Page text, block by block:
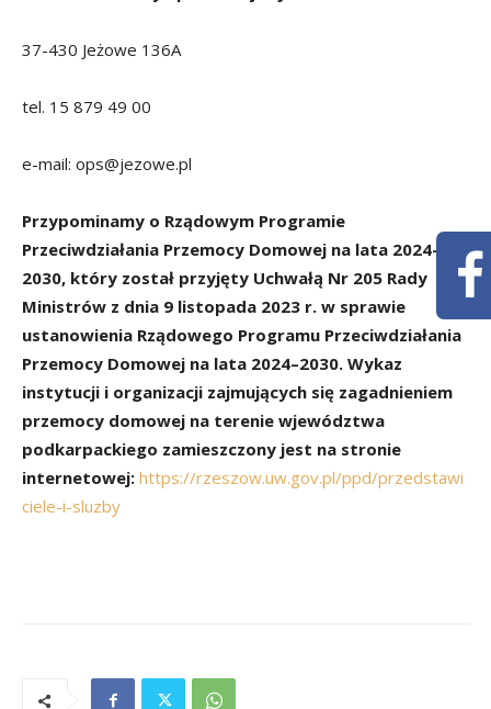
37-430 Jeżowe 136A
tel. 15 879 49 00
e-mail: ops@jezowe.pl
Przypominamy o Rządowym Programie
Przeciwdziałania Przemocy Domowej na lata 2024–
2030, który został przyjęty Uchwałą Nr 205 Rady
Ministrów z dnia 9 listopada 2023 r. w sprawie
ustanowienia Rządowego Programu Przeciwdziałania
Przemocy Domowej na lata 2024–2030. Wykaz
instytucji i organizacji zajmujących się zagadnieniem
przemocy domowej na terenie wjewództwa
podkarpackiego zamieszczony jest na stronie
internetowej: https://rzeszow.uw.gov.pl/ppd/przedstawi
ciele-i-sluzby